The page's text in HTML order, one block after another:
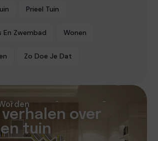
Prieel Tuin
En Zwembad Wonen
Zo Doe Je Dat
verhalen over
tuin